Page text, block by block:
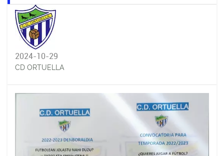
2024-10-29
CD ORTUELLA